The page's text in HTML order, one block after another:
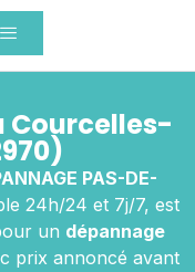
Courcelles-
PAS-DE-
24h/24 et 7j/7, est
un dépannage
prix annoncé avant